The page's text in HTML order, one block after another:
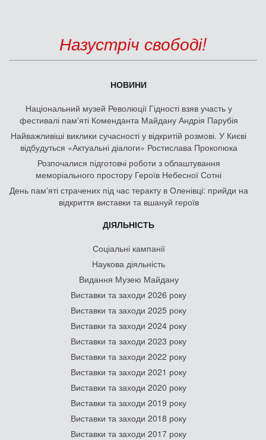
Назустріч свободі!
НОВИНИ
Національний музей Революції Гідності взяв участь у
фестивалі пам'яті Коменданта Майдану Андрія Парубія
Найважливіші виклики сучасності у відкритій розмові. У Києві
відбудуться «Актуальні діалоги» Ростислава Прокопюка
Розпочалися підготовчі роботи з облаштування
меморіального простору Героїв Небесної Сотні
День памʼяті страчених під час теракту в Оленівці: прийди на
відкриття виставки та вшануй героїв
ДІЯЛЬНІСТЬ
Соціальні кампанії
Наукова діяльність
Видання Музею Майдану
Виставки та заходи 2026 року
Виставки та заходи 2025 року
Виставки та заходи 2024 року
Виставки та заходи 2023 року
Виставки та заходи 2022 року
Виставки та заходи 2021 року
Виставки та заходи 2020 року
Виставки та заходи 2019 року
Виставки та заходи 2018 року
Виставки та заходи 2017 року